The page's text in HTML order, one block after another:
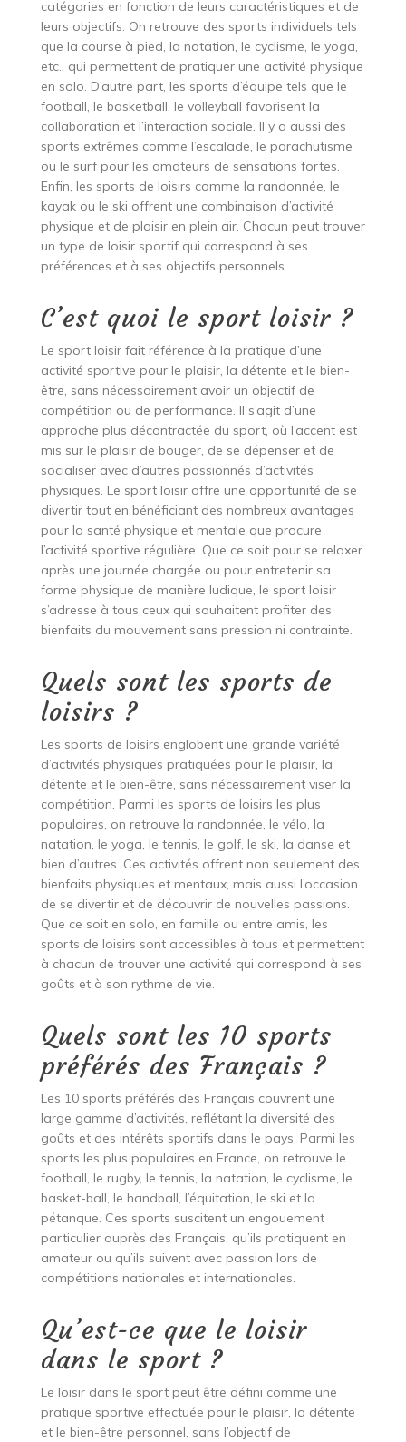
catégories en fonction de leurs caractéristiques et de
leurs objectifs. On retrouve des sports individuels tels
que la course à pied, la natation, le cyclisme, le yoga,
etc., qui permettent de pratiquer une activité physique
en solo. D’autre part, les sports d’équipe tels que le
football, le basketball, le volleyball favorisent la
collaboration et l’interaction sociale. Il y a aussi des
sports extrêmes comme l’escalade, le parachutisme
ou le surf pour les amateurs de sensations fortes.
Enfin, les sports de loisirs comme la randonnée, le
kayak ou le ski offrent une combinaison d’activité
physique et de plaisir en plein air. Chacun peut trouver
un type de loisir sportif qui correspond à ses
préférences et à ses objectifs personnels.
C’est quoi le sport loisir ?
Le sport loisir fait référence à la pratique d’une
activité sportive pour le plaisir, la détente et le bien-
être, sans nécessairement avoir un objectif de
compétition ou de performance. Il s’agit d’une
approche plus décontractée du sport, où l’accent est
mis sur le plaisir de bouger, de se dépenser et de
socialiser avec d’autres passionnés d’activités
physiques. Le sport loisir offre une opportunité de se
divertir tout en bénéficiant des nombreux avantages
pour la santé physique et mentale que procure
l’activité sportive régulière. Que ce soit pour se relaxer
après une journée chargée ou pour entretenir sa
forme physique de manière ludique, le sport loisir
s’adresse à tous ceux qui souhaitent profiter des
bienfaits du mouvement sans pression ni contrainte.
Quels sont les sports de
loisirs ?
Les sports de loisirs englobent une grande variété
d’activités physiques pratiquées pour le plaisir, la
détente et le bien-être, sans nécessairement viser la
compétition. Parmi les sports de loisirs les plus
populaires, on retrouve la randonnée, le vélo, la
natation, le yoga, le tennis, le golf, le ski, la danse et
bien d’autres. Ces activités offrent non seulement des
bienfaits physiques et mentaux, mais aussi l’occasion
de se divertir et de découvrir de nouvelles passions.
Que ce soit en solo, en famille ou entre amis, les
sports de loisirs sont accessibles à tous et permettent
à chacun de trouver une activité qui correspond à ses
goûts et à son rythme de vie.
Quels sont les 10 sports
préférés des Français ?
Les 10 sports préférés des Français couvrent une
large gamme d’activités, reflétant la diversité des
goûts et des intérêts sportifs dans le pays. Parmi les
sports les plus populaires en France, on retrouve le
football, le rugby, le tennis, la natation, le cyclisme, le
basket-ball, le handball, l’équitation, le ski et la
pétanque. Ces sports suscitent un engouement
particulier auprès des Français, qu’ils pratiquent en
amateur ou qu’ils suivent avec passion lors de
compétitions nationales et internationales.
Qu’est-ce que le loisir
dans le sport ?
Le loisir dans le sport peut être défini comme une
pratique sportive effectuée pour le plaisir, la détente
et le bien-être personnel, sans l’objectif de